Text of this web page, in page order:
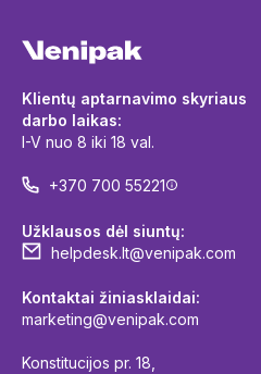
Klientų aptarnavimo skyriaus
darbo laikas:
I-V nuo 8 iki 18 val.
+370 700 55221
Užklausos dėl siuntų:
helpdesk.lt@venipak.com
Kontaktai žiniasklaidai:
marketing@venipak.com
Konstitucijos pr. 18,